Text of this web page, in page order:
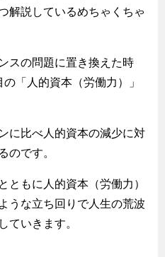
解説しているめちゃくちゃ
スの問題に置き換えた時
「人的資本（労働力）」
に比べ人的資本の減少に対
のです。
ともに人的資本（労働力）
うな立ち回りで人生の荒波
ていきます。